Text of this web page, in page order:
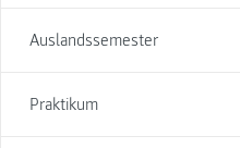
Auslandssemester
Praktikum